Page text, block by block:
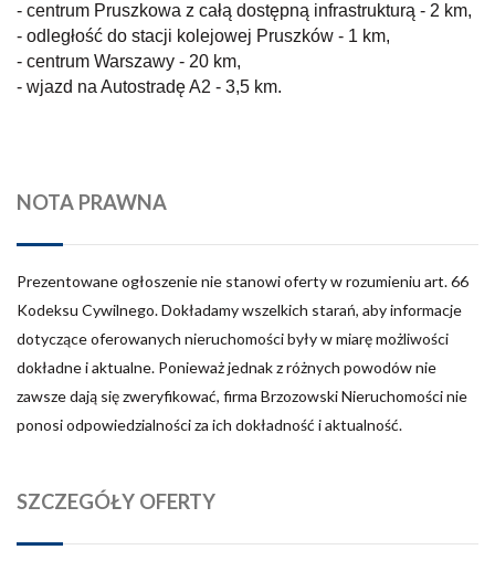
- centrum Pruszkowa z całą dostępną infrastrukturą - 2 km,
- odległość do stacji kolejowej Pruszków - 1 km,
- centrum Warszawy - 20 km,
- wjazd na Autostradę A2 - 3,5 km.
NOTA PRAWNA
Prezentowane ogłoszenie nie stanowi oferty w rozumieniu art. 66
Kodeksu Cywilnego. Dokładamy wszelkich starań, aby informacje
dotyczące oferowanych nieruchomości były w miarę możliwości
dokładne i aktualne. Ponieważ jednak z różnych powodów nie
zawsze dają się zweryfikować, firma Brzozowski Nieruchomości nie
ponosi odpowiedzialności za ich dokładność i aktualność.
SZCZEGÓŁY OFERTY